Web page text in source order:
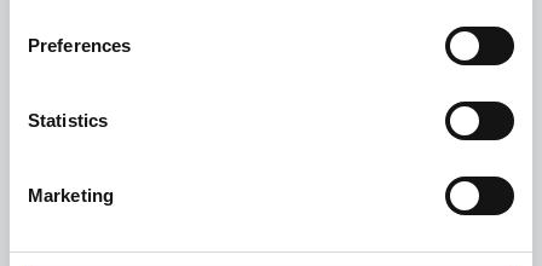
Preferences
Statistics
Marketing
orderstatus, beschikbaarheid, prijsaanvragen en
vragen over productinformatie efficiënt af te
handelen.